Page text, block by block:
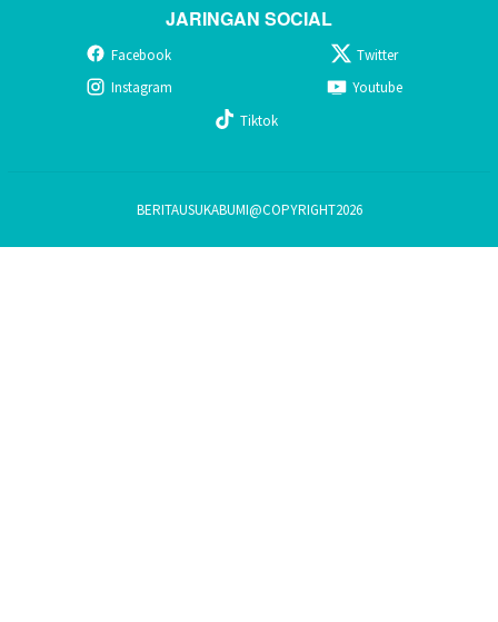
JARINGAN SOCIAL
Facebook
Twitter
Instagram
Youtube
Tiktok
BERITAUSUKABUMI@COPYRIGHT2026